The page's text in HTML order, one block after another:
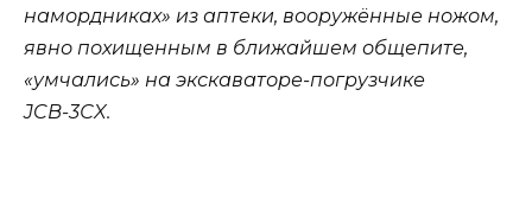
намордниках» из аптеки, вооружённые ножом,
явно похищенным в ближайшем общепите,
«умчались» на экскаваторе-погрузчике
JCВ-3СX.